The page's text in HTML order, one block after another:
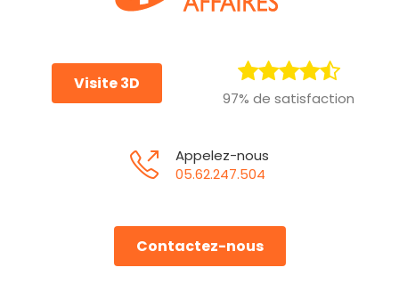
Visite 3D
97% de satisfaction
Appelez-nous
05.62.247.504
Contactez-nous